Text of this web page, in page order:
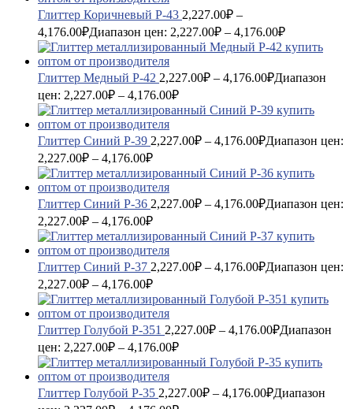
Глиттер Коричневый P-43 2,227.00₽ –
4,176.00₽Диапазон цен: 2,227.00₽ – 4,176.00₽
Глиттер Медный P-42 2,227.00₽ – 4,176.00₽Диапазон
цен: 2,227.00₽ – 4,176.00₽
Глиттер Синий P-39 2,227.00₽ – 4,176.00₽Диапазон цен:
2,227.00₽ – 4,176.00₽
Глиттер Синий P-36 2,227.00₽ – 4,176.00₽Диапазон цен:
2,227.00₽ – 4,176.00₽
Глиттер Синий P-37 2,227.00₽ – 4,176.00₽Диапазон цен:
2,227.00₽ – 4,176.00₽
Глиттер Голубой P-351 2,227.00₽ – 4,176.00₽Диапазон
цен: 2,227.00₽ – 4,176.00₽
Глиттер Голубой P-35 2,227.00₽ – 4,176.00₽Диапазон